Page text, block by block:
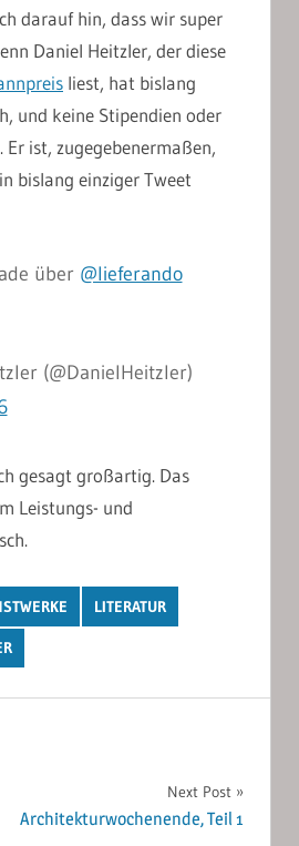
darauf hin, dass wir super
Daniel Heitzler, der diese
liest, hat bislang
und keine Stipendien oder
Er ist, zugegebenermaßen,
bislang einziger Tweet
über @lieferando
(@DanielHeitzler)
gesagt großartig. Das
Leistungs- und
LITERATUR
Next Post
Architekturwochenende, Teil 1